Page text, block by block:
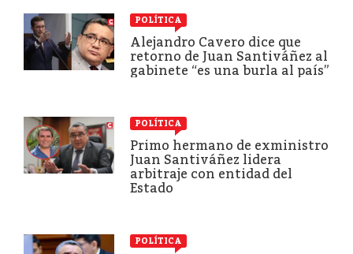
POLÍTICA
Alejandro Cavero dice que
retorno de Juan Santiváñez al
gabinete “es una burla al país”
POLÍTICA
Primo hermano de exministro
Juan Santiváñez lidera
arbitraje con entidad del
Estado
POLÍTICA